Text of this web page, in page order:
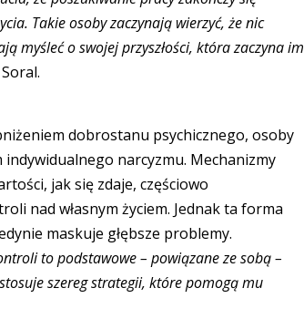
Takie osoby zaczynają wierzyć, że nic
myśleć o swojej przyszłości, która zaczyna im
dobrostanu psychicznego, osoby
narcyzmu. Mechanizmy
jak się zdaje, częściowo
nad własnym życiem. Jednak ta forma
maskuje głębsze problemy.
to podstawowe – powiązane ze sobą –
szereg strategii, które pomogą mu